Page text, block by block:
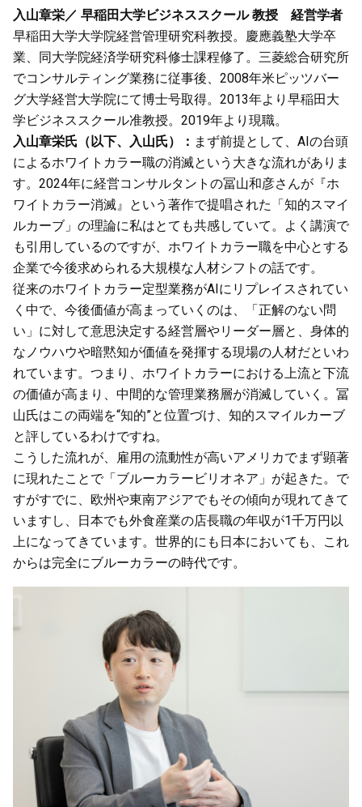
入山章栄／ 早稲田大学ビジネススクール 教授 経営学者
早稲田大学大学院経営管理研究科教授。慶應義塾大学卒
業、同大学院経済学研究科修士課程修了。三菱総合研究所
でコンサルティング業務に従事後、2008年米ピッツバー
グ大学経営大学院にて博士号取得。2013年より早稲田大
学ビジネススクール准教授。2019年より現職。
入山章栄氏（以下、入山氏）： まず前提として、AIの台頭
によるホワイトカラー職の消滅という大きな流れがありま
す。2024年に経営コンサルタントの冨山和彦さんが『ホ
ワイトカラー消滅』という著作で提唱された「知的スマイ
ルカーブ」の理論に私はとても共感していて。よく講演で
も引用しているのですが、ホワイトカラー職を中心とする
企業で今後求められる大規模な人材シフトの話です。
従来のホワイトカラー定型業務がAIにリプレイスされてい
く中で、今後価値が高まっていくのは、「正解のない問
い」に対して意思決定する経営層やリーダー層と、身体的
なノウハウや暗黙知が価値を発揮する現場の人材だといわ
れています。つまり、ホワイトカラーにおける上流と下流
の価値が高まり、中間的な管理業務層が消滅していく。冨
山氏はこの両端を“知的”と位置づけ、知的スマイルカーブ
と評しているわけですね。
こうした流れが、雇用の流動性が高いアメリカでまず顕著
に現れたことで「ブルーカラービリオネア」が起きた。で
すがすでに、欧州や東南アジアでもその傾向が現れてきて
いますし、日本でも外食産業の店長職の年収が1千万円以
上になってきています。世界的にも日本においても、これ
からは完全にブルーカラーの時代です。